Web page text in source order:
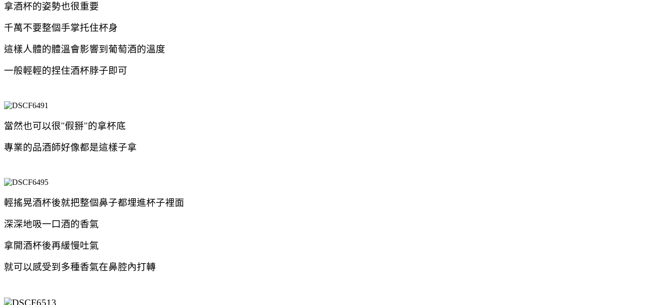
拿酒杯的姿勢也很重要
千萬不要整個手掌托住杯身
這樣人體的體溫會影響到葡萄酒的溫度
一般輕輕的捏住酒杯脖子即可
當然也可以很"假掰"的拿杯底
專業的品酒師好像都是這樣子拿
輕搖晃酒杯後就把整個鼻子都埋進杯子裡面
深深地吸一口酒的香氣
拿開酒杯後再緩慢吐氣
就可以感受到多種香氣在鼻腔內打轉